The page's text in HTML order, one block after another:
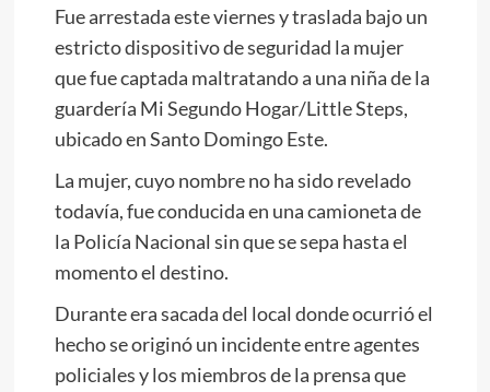
Fue arrestada este viernes y traslada bajo un
estricto dispositivo de seguridad la mujer
que fue captada maltratando a una niña de la
guardería Mi Segundo Hogar/Little Steps,
ubicado en Santo Domingo Este.
La mujer, cuyo nombre no ha sido revelado
todavía, fue conducida en una camioneta de
la Policía Nacional sin que se sepa hasta el
momento el destino.
Durante era sacada del local donde ocurrió el
hecho se originó un incidente entre agentes
policiales y los miembros de la prensa que